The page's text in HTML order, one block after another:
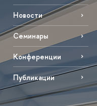
Новости
Семинары
Конференции
Публикации